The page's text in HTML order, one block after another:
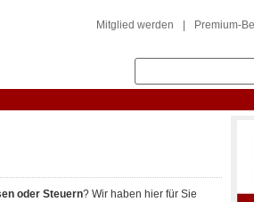
Mitglied werden Premium-
oder Steuern? Wir haben hier für Sie